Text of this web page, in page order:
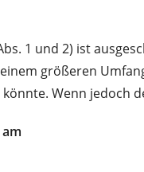
1 und 2) ist
größeren
Wenn jedoch